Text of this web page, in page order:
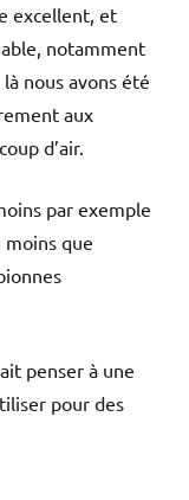
excellent, et
notamment
nous avons été
aux
d’air.
par exemple
moins que
penser à une
pour des